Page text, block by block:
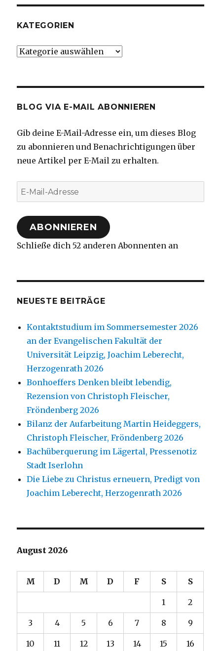
KATEGORIEN
Kategorien
BLOG VIA E-MAIL ABONNIEREN
Gib deine E-Mail-Adresse ein, um dieses Blog
zu abonnieren und Benachrichtigungen über
neue Artikel per E-Mail zu erhalten.
E-
Mail-
Adresse
ABONNIEREN
Schließe dich 52 anderen Abonnenten an
NEUESTE BEITRÄGE
Kontaktstudium im Sommersemester 2026
an der Evangelischen Fakultät der
Universität Leipzig, Joachim Leberecht,
Herzogenrath 2026
Bonhoeffers Denken bleibt lebendig,
Rezension von Christoph Fleischer,
Fröndenberg 2026
Bilanz der Aufarbeitung Martin Heideggers,
Christoph Fleischer, Fröndenberg 2026
Bachüberquerung im Lägertal, Pressenotiz
Stadt Iserlohn
Die Liebe zu Christus erneuern, Predigt von
Joachim Leberecht, Herzogenrath 2026
August 2026
M D M D F S S
1 2
3 4 5 6 7 8 9
10 11 12 13 14 15 16